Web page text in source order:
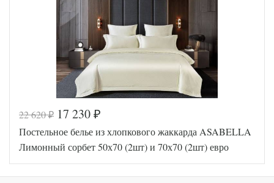
Производитель
Asabella
(Китай)
Код товара
577-099
Артикул
2228-6/a
Ткань
Египетский
хлопок
Размер
пододеяльника
22 620₽ 17 230 ₽
Постельное белье из хлопкового жаккарда ASABELLA
Лимонный сорбет 50х70 (2шт) и 70х70 (2шт) евро